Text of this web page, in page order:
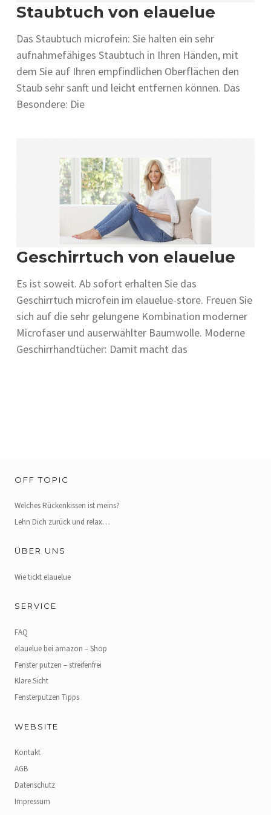
Staubtuch von elauelue
Das Staubtuch microfein: Sie halten ein sehr
aufnahmefähiges Staubtuch in Ihren Händen, mit
dem Sie auf Ihren empfindlichen Oberflächen den
Staub sehr sanft und leicht entfernen können. Das
Besondere: Die
Geschirrtuch von elauelue
Es ist soweit. Ab sofort erhalten Sie das
Geschirrtuch microfein im elauelue-store. Freuen Sie
sich auf die sehr gelungene Kombination moderner
Microfaser und auserwählter Baumwolle. Moderne
Geschirrhandtücher: Damit macht das
OFF TOPIC
Welches Rückenkissen ist meins?
Lehn Dich zurück und relax…
ÜBER UNS
Wie tickt elauelue
SERVICE
FAQ
elauelue bei amazon – Shop
Fenster putzen – streifenfrei
Klare Sicht
Fensterputzen Tipps
WEBSITE
Kontakt
AGB
Datenschutz
Impressum